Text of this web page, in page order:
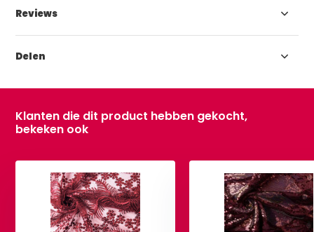
Reviews
Delen
Klanten die dit product hebben gekocht,
bekeken ook